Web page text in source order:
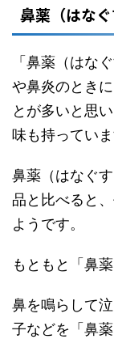
鼻薬（はなぐ
「鼻薬（はな
や鼻炎のとき
とが多いと思
味も持っていま
鼻薬（はなぐ
品と比べると、
ようです。
もともと「鼻
鼻を鳴らして
子などを「鼻